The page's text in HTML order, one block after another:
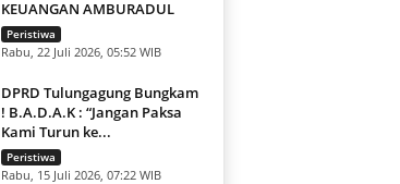
KEUANGAN AMBURADUL
Peristiwa
Rabu, 22 Juli 2026, 05:52 WIB
DPRD Tulungagung Bungkam
! B.A.D.A.K : “Jangan Paksa
Kami Turun ke...
Peristiwa
Rabu, 15 Juli 2026, 07:22 WIB